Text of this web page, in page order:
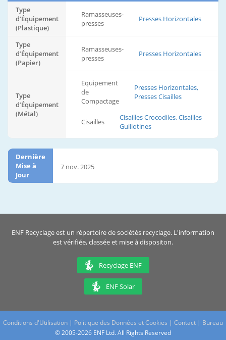
Type
d’Équipement
(Plastique)
Ramasseuses-
presses
Presses Horizontales
Type
d’Équipement
(Papier)
Ramasseuses-
presses
Presses Horizontales
Type
d’Équipement
(Métal)
Equipement
de
Compactage
Presses Horizontales,
Presses Cisailles
Cisailles
Cisailles Crocodiles, Cisailles
Guillotines
Dernière
Mise à
Jour
7 nov. 2025
ENF Recyclage est un répertoire de sociétés recyclage. L'information
est vérifiée, classée et mise à dispositon.
Recyclage ENF
ENF Solar
Conditions d'Utilisation | Politique des Données et Cookies | Contact | Bureau
© 2005-2026 ENF Ltd. All Rights Reserved